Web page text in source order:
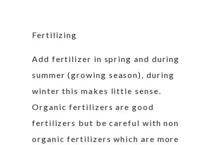
Fertilizing
Add fertilizer in spring and during
summer (growing season), during
winter this makes little sense.
Organic fertilizers are good
fertilizers but be careful with non
organic fertilizers which are more